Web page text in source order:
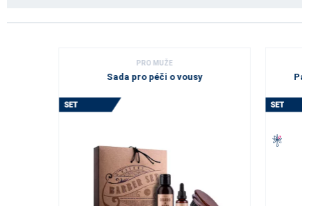
PRO MUŽE
Sada pro péči o vousy